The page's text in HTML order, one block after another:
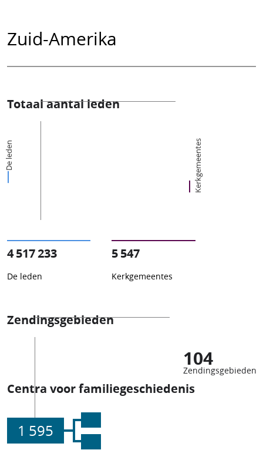
Zuid-Amerika
Totaal aantal leden
De leden Kerkgemeentes
4 517 233
De leden
5 547
Kerkgemeentes
Zendingsgebieden
104
Zendingsgebieden
Centra voor familiegeschiedenis
1 595